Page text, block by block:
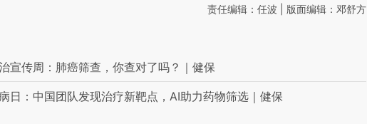
责任编辑：任波 | 版面编辑：邓舒方
宣传周：肺癌筛查，你查对了吗？｜健保
日：中国团队发现治疗新靶点，AI助力药物筛选｜健保